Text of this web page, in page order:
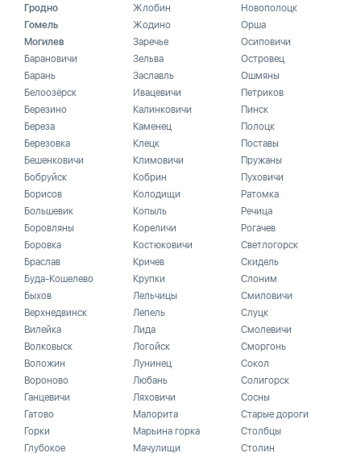
Гродно
Гомель
Могилев
Барановичи
Барань
Белоозёрск
Березино
Береза
Березовка
Бешенковичи
Бобруйск
Борисов
Большевик
Боровляны
Боровка
Браслав
Буда-Кошелево
Быхов
Верхнедвинск
Вилейка
Волковыск
Воложин
Вороново
Ганцевичи
Гатово
Горки
Глубокое
Жлобин
Жодино
Заречье
Зельва
Заславль
Ивацевичи
Калинковичи
Каменец
Клецк
Климовичи
Кобрин
Колодищи
Копыль
Кореличи
Костюковичи
Кричев
Крупки
Лельчицы
Лепель
Лида
Логойск
Лунинец
Любань
Ляховичи
Малорита
Марьина горка
Мачулищи
Новополоцк
Орша
Осиповичи
Островец
Ошмяны
Петриков
Пинск
Полоцк
Поставы
Пружаны
Пуховичи
Ратомка
Речица
Рогачев
Светлогорск
Скидель
Слоним
Смиловичи
Слуцк
Смолевичи
Сморгонь
Сокол
Солигорск
Сосны
Старые дороги
Столбцы
Столин